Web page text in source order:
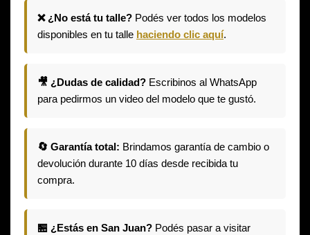
❌ ¿No está tu talle? Podés ver todos los modelos
disponibles en tu talle haciendo clic aquí.
🎥 ¿Dudas de calidad? Escribinos al WhatsApp
para pedirmos un video del modelo que te gustó.
🔄 Garantía total: Brindamos garantía de cambio o
devolución durante 10 días desde recibida tu
compra.
🏪 ¿Estás en San Juan? Podés pasar a visitar